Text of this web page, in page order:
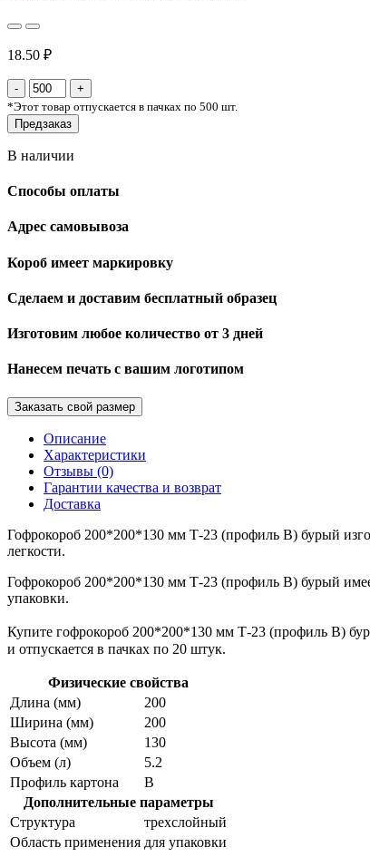
18.50 ₽
*Этот товар отпускается в пачках по 500 шт.
Предзаказ
В наличии
Способы оплаты
Адрес самовывоза
Короб имеет маркировку
Сделаем и доставим бесплатный образец
Изготовим любое количество от 3 дней
Нанесем печать с вашим логотипом
Заказать свой размер
Описание
Характеристики
Отзывы (0)
Гарантии качества и возврат
Доставка
Гофрокороб 200*200*130 мм Т-23 (профиль B) бурый
легкости.
Гофрокороб 200*200*130 мм Т-23 (профиль B) бурый
упаковки.
Купите гофрокороб 200*200*130 мм Т-23 (профиль B)
и отпускается в пачках по 20 штук.
Физические свойства
Длина (мм)
200
Ширина (мм)
200
Высота (мм)
130
Объем (л)
5.2
Профиль картона
В
Дополнительные параметры
Структура
трехслойный
Область применения для упаковки